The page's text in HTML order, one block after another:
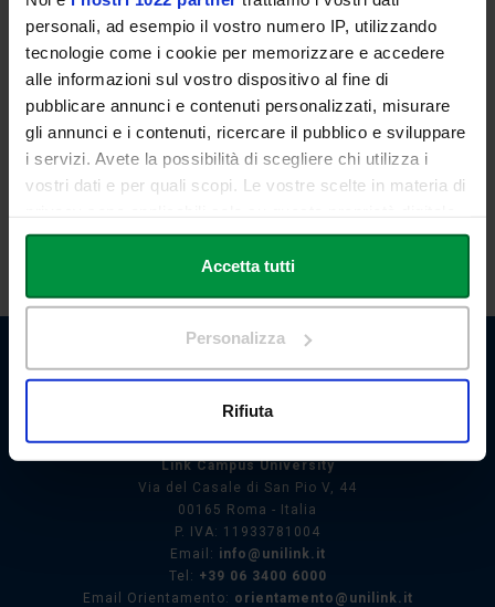
personali, ad esempio il vostro numero IP, utilizzando
tecnologie come i cookie per memorizzare e accedere
alle informazioni sul vostro dispositivo al fine di
pubblicare annunci e contenuti personalizzati, misurare
gli annunci e i contenuti, ricercare il pubblico e sviluppare
i servizi. Avete la possibilità di scegliere chi utilizza i
vostri dati e per quali scopi. Le vostre scelte in materia di
in cui avete effettuato le vostre scelte. È possibile
modificare o revocare il proprio consenso in qualsiasi
momento dalla Dichiarazione sui cookie o facendo clic
Con il tuo consenso, vorremmo anche:
raccogliere informazioni sulla tua posizione
Identificare il tuo dispositivo, scansionandolo
attivamente alla ricerca di caratteristiche specifiche
(impronte digitali).
Approfondisci come vengono elaborati i tuoi dati personali
e imposta le tue preferenze nellasezione dettagli
Accetta tutti
Personalizza
Rifiuta
Dott. Carlo RAVAZZIN
Avv. Giorgio SPANGHER
Dott. Paolo FARANO
Per informazioni:terzamissione@unilink.it
SCARICA IL PROGRAMMA
Link Campus University
Via del Casale di San Pio V, 44
00165 Roma - Italia
P. IVA: 11933781004
Email: info@unilink.it
Tel: +39 06 3400 6000
Email Orientamento: orientamento@unilink.it